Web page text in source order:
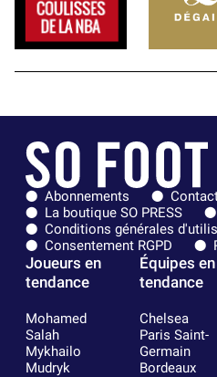
Abonnements
La boutique SO PRESS
Conditions générales
Consentement RGPD
Joueurs en
tendance
Mohamed
Salah
Mykhailo
Mudryk
Équipes en
tendance
Chelsea
Paris Saint-
Germain
Bordeaux